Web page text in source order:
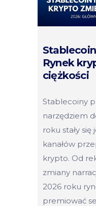
Rynek
ciężkości
Stablecoiny
narzędziem
roku stały
kanałów
krypto. Od
zmiany
2026 roku
premiować